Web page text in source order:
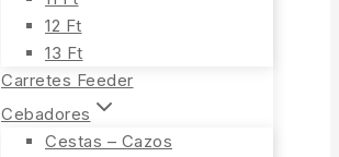
12 Ft
13 Ft
Carretes Feeder
Cebadores
Cestas – Cazos